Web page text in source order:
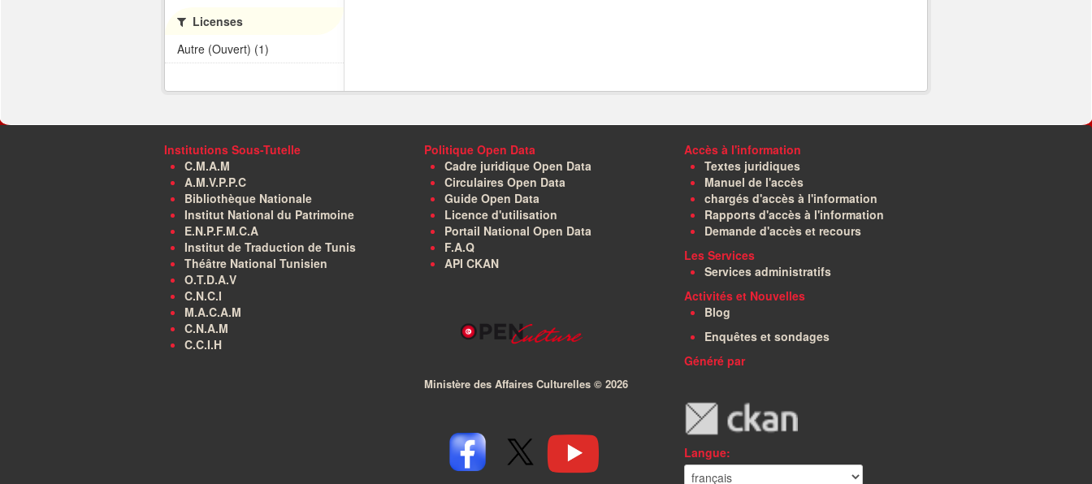
Licenses
Autre (Ouvert) (1)
Institutions Sous-Tutelle
C.M.A.M
A.M.V.P.P.C
Bibliothèque Nationale
Institut National du Patrimoine
E.N.P.F.M.C.A
Institut de Traduction de Tunis
Théâtre National Tunisien
O.T.D.A.V
C.N.C.I
M.A.C.A.M
C.N.A.M
C.C.I.H
Politique Open Data
Cadre juridique Open Data
Circulaires Open Data
Guide Open Data
Licence d'utilisation
Portail National Open Data
F.A.Q
API CKAN
Ministère des Affaires Culturelles © 2026
Accès à l'information
Textes juridiques
Manuel de l'accès
chargés d'accès à l'information
Rapports d'accès à l'information
Demande d'accès et recours
Les Services
Services administratifs
Activités et Nouvelles
Blog
Enquêtes et sondages
Généré par
Langue